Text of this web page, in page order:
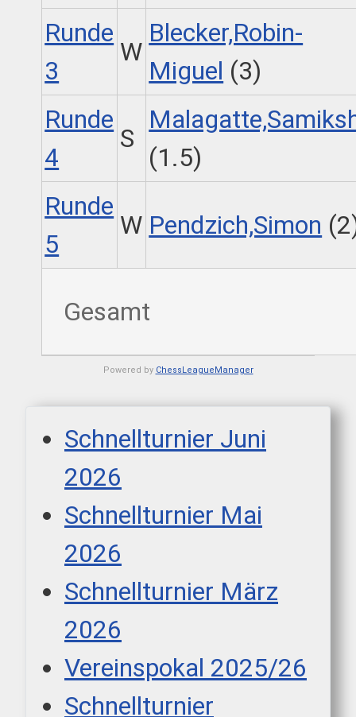
Schnellturnier Juni
2026
Schnellturnier Mai
2026
Schnellturnier März
2026
Vereinspokal 2025/26
Schnellturnier
Runde
3
W
Blecker,Robin-
Miguel (3)
Runde
4
S
(1.5)
Runde
5
W Pendzich,Simon
Gesamt
Powered by ChessLeagueManager